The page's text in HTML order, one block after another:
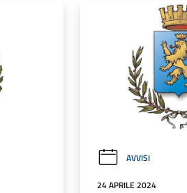
AVVISI
24 APRILE 2024